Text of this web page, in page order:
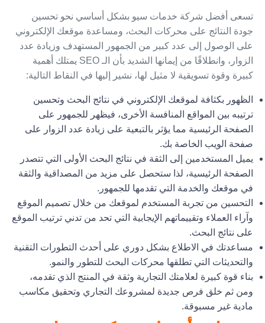
تسعى أفضل شركة خدمات سيو بشكل أساسي نحو تحسين
جودة النتائج على محركات البحث، ومساعدة موقعك الإلكتروني
على الوصول إلى عدد كبير من الجمهور المستهدف وزيادة عدد
الزوار، وانطلاقًا من إيمانها الشديد بأن الـ SEO يمتلك أهمية
كبيرة وقوة تسويقية لا مثيل لها، نشير إليها في النقاط التالية:
الظهور بكثافة لموقعك الإلكتروني في نتائج البحث وتحسين
ترتيبه بين المواقع المنافسة الأخرى، فيظهر للجمهور على
الصفحة الرئيسية مما يؤثر بالتبعية على زيادة عدد الزوار على
صفحة الويب الخاصة بك.
يميل المستخدمين إلى الثقة في نتائج البحث الأولى التي تتصدر
الصفحة الرئيسية، لذا ستحصل على مزيد من المصداقية والثقة
في موقعك والخدمة التي تقدمها للجمهور.
التحسين من تجربة المستخدم لموقعك من خلال تصميم الموقع
وآراء العملاء وتقييماتهم الإيجابية التي تحد من تدني ترتيب الموقع
على نتائج البحث.
مساعدتك في الاطلاع بشكل دوري على أحدث التطورات التقنية
والتحديثات التي تطلقها محركات البحث للتطور والنمو.
بناء قوة كبيرة لعلامتك التجارية وثقة في المنتج الذي تقدمه،
ومن ثم خلق فرص جديدة لمشروعك التجاري وتحقيق مكاسب
مادية غير مسبوقة.